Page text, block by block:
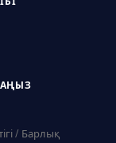
/ Барлық